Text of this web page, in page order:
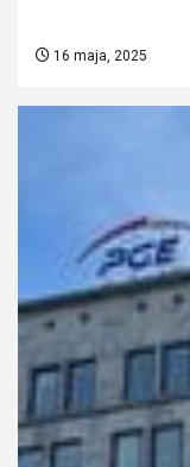
16 maja, 2025